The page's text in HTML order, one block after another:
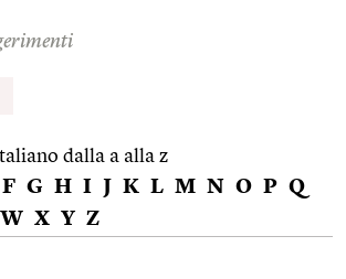
dalla a alla z
F G H I J K L M N O P Q
W X Y Z